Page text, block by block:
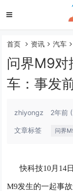
首页 资讯 汽车
问界M9对
车：事发
zhiyongz 2年前
文章标签 问界
快科技10月14
M9发生的一起事